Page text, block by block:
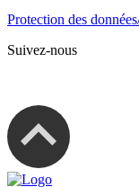
Protection des
Suivez-nous